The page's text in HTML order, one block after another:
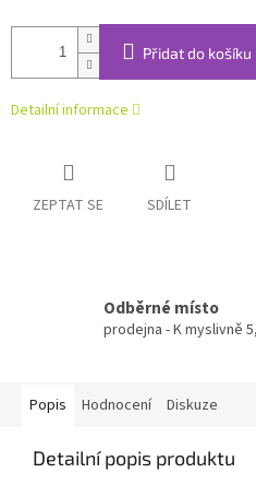
Přidat do košíku
Detailní informace
ZEPTAT SE SDÍLET
Odběrné místo
prodejna - K myslivně
Popis Hodnocení Diskuze
Detailní popis produktu